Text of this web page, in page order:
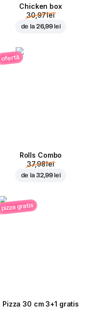
Chicken box
30,97 lei
de la 26,99 lei
ofertă
Rolls Combo
37,98 lei
de la 32,99 lei
pizza gratis
Pizza 30 cm 3+1 gratis